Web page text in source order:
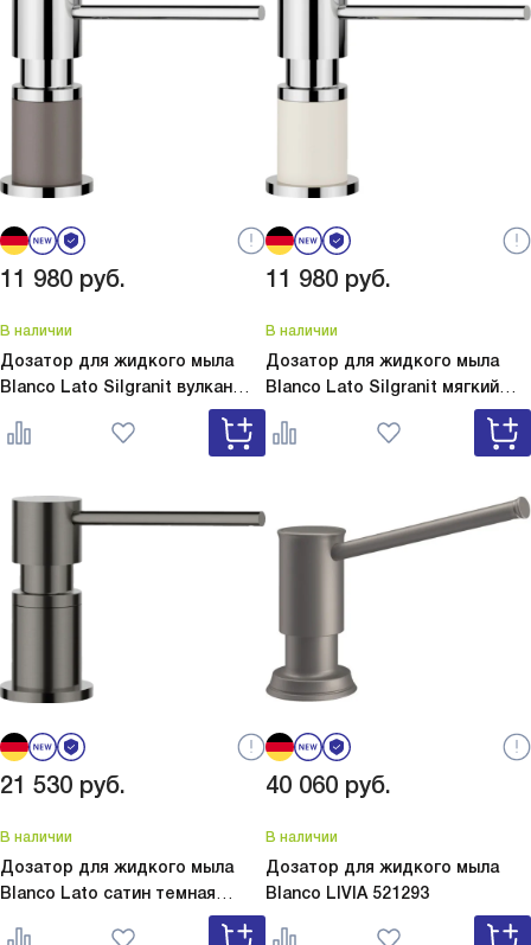
11 980 руб.
В наличии
Дозатор для жидкого мыла
Blanco Lato Silgranit вулкан
Lato Silgranit вулкан
серый 526954
11 980 руб.
В наличии
Дозатор для жидкого мыла
Blanco Lato Silgranit мягкий
Lato Silgranit мягкий
белый 526955
21 530 руб.
В наличии
Дозатор для жидкого мыла
Blanco Lato сатин темная
Lato сатин темная сталь
40 060 руб.
В наличии
Дозатор для жидкого мыла
Blanco LIVIA 521293